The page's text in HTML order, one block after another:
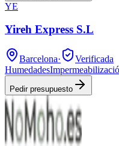
YE
Yireh Express S.L
Barcelona·
Verificada
Humedades
Pedir presupuesto